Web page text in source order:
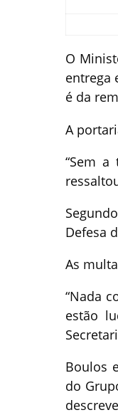
O
entrega
é da
A
“Sem
Defesa
As
“Nada
estão
Boulos
do